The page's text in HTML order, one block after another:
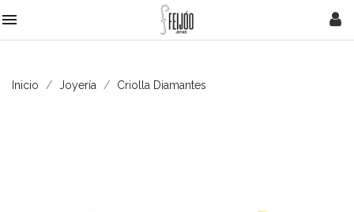

Inicio Joyería Criolla Diamantes